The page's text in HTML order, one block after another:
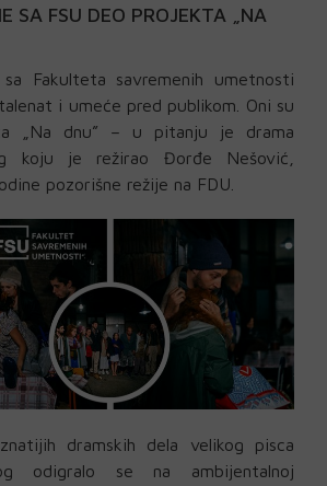
SA FSU DEO PROJEKTA „NA
Fakulteta savremenih umetnosti
i umeće pred publikom. Oni su
„Na dnu” – u pitanju je drama
koju je režirao Đorđe Nešović,
pozorišne režije na FDU.
dramskih dela velikog pisca
odigralo se na ambijentalnoj